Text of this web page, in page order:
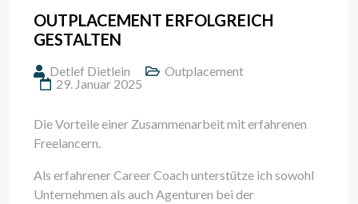
OUTPLACEMENT ERFOLGREICH
GESTALTEN
Detlef Dietlein
Outplacement
29. Januar 2025
Die Vorteile einer Zusammenarbeit mit erfahrenen
Freelancern.
Als erfahrener Career Coach unterstütze ich sowohl
Unternehmen als auch Agenturen bei der